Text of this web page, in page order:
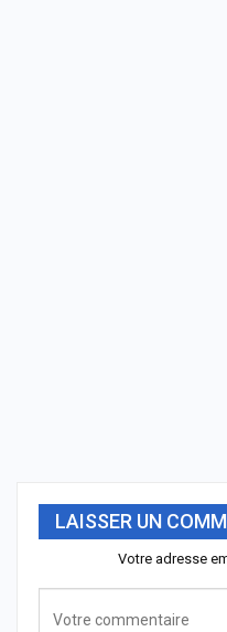
LAISSER UN
Votre adresse